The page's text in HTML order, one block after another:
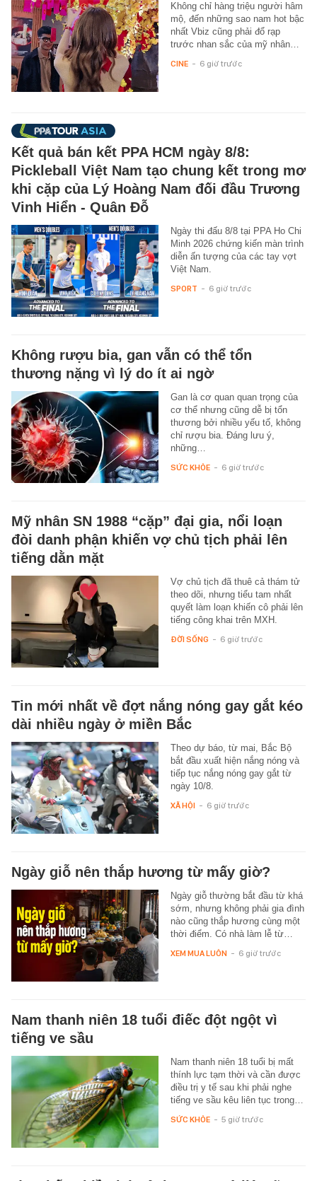
Không chỉ hàng triệu người hâm
mộ, đến những sao nam hot bậc
nhất Vbiz cũng phải đổ rạp
trước nhan sắc của mỹ nhân…
CINE - 6 giờ trước
Kết quả bán kết PPA HCM ngày 8/8:
Pickleball Việt Nam tạo chung kết trong mơ
khi cặp của Lý Hoàng Nam đối đầu Trương
Vinh Hiển - Quân Đỗ
Ngày thi đấu 8/8 tại PPA Ho Chi
Minh 2026 chứng kiến màn trình
diễn ấn tượng của các tay vợt
Việt Nam.
SPORT - 6 giờ trước
Không rượu bia, gan vẫn có thể tổn
thương nặng vì lý do ít ai ngờ
Gan là cơ quan quan trọng của
cơ thể nhưng cũng dễ bị tổn
thương bởi nhiều yếu tố, không
chỉ rượu bia. Đáng lưu ý,
những…
SỨC KHỎE - 6 giờ trước
Mỹ nhân SN 1988 “cặp” đại gia, nổi loạn
đòi danh phận khiến vợ chủ tịch phải lên
tiếng dằn mặt
Vợ chủ tịch đã thuê cả thám tử
theo dõi, nhưng tiểu tam nhất
quyết làm loạn khiến cô phải lên
tiếng công khai trên MXH.
ĐỜI SỐNG - 6 giờ trước
Tin mới nhất về đợt nắng nóng gay gắt kéo
dài nhiều ngày ở miền Bắc
Theo dự báo, từ mai, Bắc Bộ
bắt đầu xuất hiện nắng nóng và
tiếp tục nắng nóng gay gắt từ
ngày 10/8.
XÃ HỘI - 6 giờ trước
Ngày giỗ nên thắp hương từ mấy giờ?
Ngày giỗ thường bắt đầu từ khá
sớm, nhưng không phải gia đình
nào cũng thắp hương cùng một
thời điểm. Có nhà làm lễ từ…
XEM MUA LUÔN - 6 giờ trước
Nam thanh niên 18 tuổi điếc đột ngột vì
tiếng ve sầu
Nam thanh niên 18 tuổi bị mất
thính lực tạm thời và cần được
điều trị y tế sau khi phải nghe
tiếng ve sầu kêu liên tục trong…
SỨC KHỎE - 5 giờ trước